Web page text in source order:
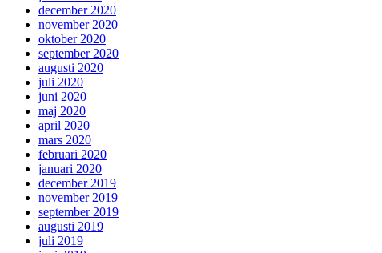
december 2020
november 2020
oktober 2020
september 2020
augusti 2020
juli 2020
juni 2020
maj 2020
april 2020
mars 2020
februari 2020
januari 2020
december 2019
november 2019
september 2019
augusti 2019
juli 2019